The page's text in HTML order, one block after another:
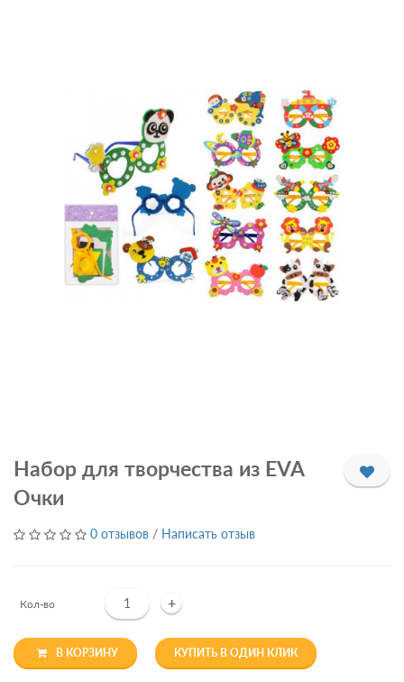
Набор для творчества из EVA
Очки
0 отзывов / Написать отзыв
Кол-во +
В КОРЗИНУ КУПИТЬ В ОДИН КЛИК